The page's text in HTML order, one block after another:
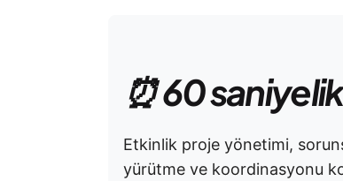
⏰ 60
Etkinlik proje yönetimi,
yürütme ve koordinasyonu